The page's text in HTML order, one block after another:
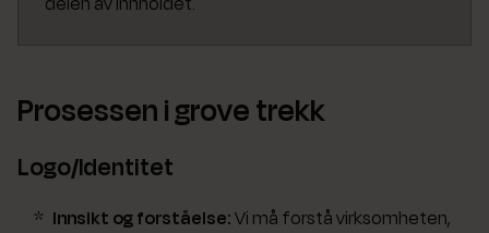
Prosessen i grove trekk
Logo/Identitet
Prosessen i grove trekk
Logo/Identitet
Innsikt og forståelse:Vi må forstå virksomheten,